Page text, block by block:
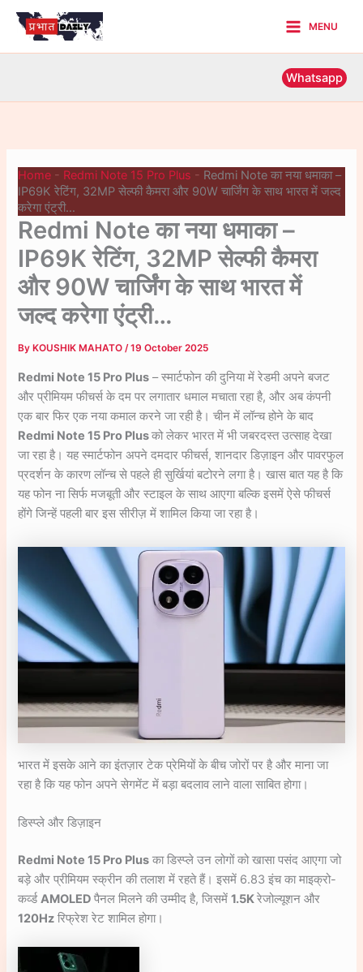
Skip
Menu
MENU
Whatsapp
Home - Redmi Note 15 Pro Plus - Redmi Note का नया धमाका –
IP69K रेटिंग, 32MP सेल्फी कैमरा और 90W चार्जिंग के साथ भारत में जल्द
करेगा एंट्री…
Redmi Note का नया धमाका –
IP69K रेटिंग, 32MP सेल्फी कैमरा
और 90W चार्जिंग के साथ भारत में
जल्द करेगा एंट्री…
By KOUSHIK MAHATO/19 October 2025
Redmi Note 15 Pro Plus – स्मार्टफोन की दुनिया में रेडमी अपने बजट
और प्रीमियम फीचर्स के दम पर लगातार धमाल मचाता रहा है, और अब कंपनी
एक बार फिर एक नया कमाल करने जा रही है। चीन में लॉन्च होने के बाद
Redmi Note 15 Pro Plusको लेकर भारत में भी जबरदस्त उत्साह देखा
जा रहा है। यह स्मार्टफोन अपने दमदार फीचर्स, शानदार डिज़ाइन और पावरफुल
प्रदर्शन के कारण लॉन्च से पहले ही सुर्खियां बटोरने लगा है। खास बात यह है कि
यह फोन ना सिर्फ मजबूती और स्टाइल के साथ आएगा बल्कि इसमें ऐसे फीचर्स
होंगे जिन्हें पहली बार इस सीरीज़ में शामिल किया जा रहा है।
भारत में इसके आने का इंतज़ार टेक प्रेमियों के बीच जोरों पर है और माना जा
रहा है कि यह फोन अपने सेगमेंट में बड़ा बदलाव लाने वाला साबित होगा।
डिस्प्ले और डिज़ाइन
Redmi Note 15 Pro Plus का डिस्प्ले उन लोगों को खासा पसंद आएगा जो
बड़े और प्रीमियम स्क्रीन की तलाश में रहते हैं। इसमें 6.83 इंच का माइक्रो-
कर्व्डAMOLEDपैनल मिलने की उम्मीद है, जिसमें1.5Kरेजोल्यूशन और
120Hz रिफ्रेश रेट शामिल होगा।